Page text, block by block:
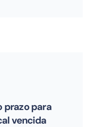
prazo para
vencida